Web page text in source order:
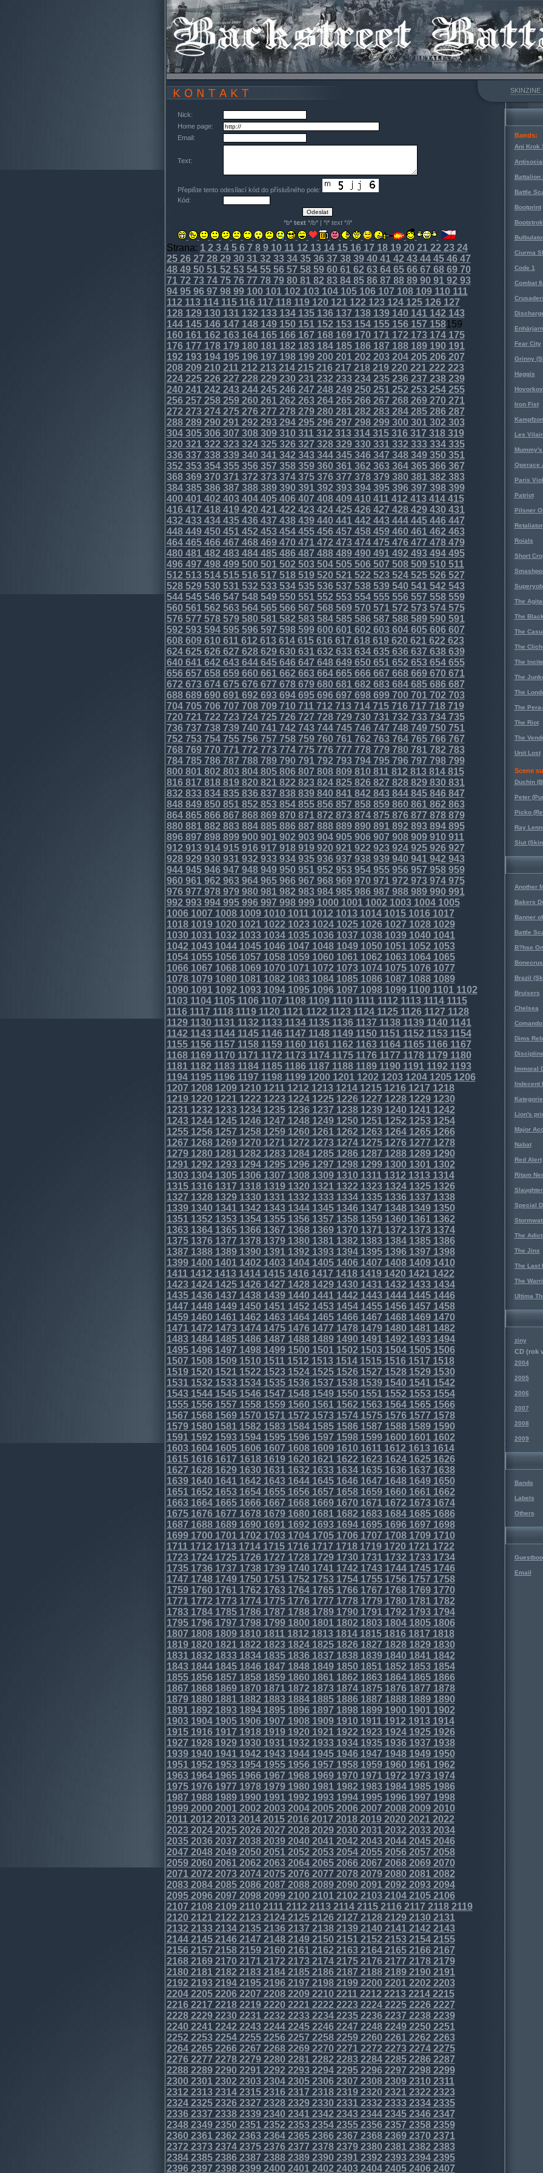
SKINZINE
Nick:
Home page:
Email:
Text:
Přepište tento odesílací kód do příslušného pole:
Kód:
*b* text*/b* | *i* text*/i*
Strana: 12 34567 89101112 1314151617 1819202122 2324
252627 2829303132 3334353637 3839404142 4344454647
4849505152 5354555657 5859606162 6364656667 686970
7172 7374757677 7879808182 8384858687 8889909192 93
94959697 9899100101102 103104105106107 108109110111
112 113114115116117 118119120121122 123124125126127
128129130131132 133134135136137 138139140141142 143
144145146147 148149150151152 153154155156157 158159
160161162 163164165166167 168169170171172 173174175
176177 178179180181182 183184185186187 188189190191
192 193194195196197 198199200201202 203204205206207
208209210211212 213214215216217 218219220221222 223
224225226227 228229230231232 233234235236237 238239
240241242 243244245246247 248249250251252 253254255
256257 258259260261262 263264265266267 268269270271
272 273274275276277 278279280281282 283284285286287
288289290291292 293294295296297 298299300301302 303
304305306307 308309310311312 313314315316317 318319
320321322 323324325326327 328329330331332 333334335
336337 338339340341342 343344345346347 348349350351
352 353354355356357 358359360361362 363364365366367
368369370371372 373374375376377 378379380381382 383
384385386387 388389390391392 393394395396397 398399
400401402 403404405406407 408409410411412 413414415
416417 418419420421422 423424425426427 428429430431
432 433434435436437 438439440441442 443444445446447
448449450451452 453454455456457 458459460461462 463
464465466467 468469470471472 473474475476477 478479
480481482 483484485486487 488489490491492 493494495
496497 498499500501502 503504505506507 508509510511
512 513514515516517 518519520521522 523524525526527
528529530531532 533534535536537 538539540541542 543
544545546547 548549550551552 553554555556557 558559
560561562 563564565566567 568569570571572 573574575
576577 578579580581582 583584585586587 588589590591
592 593594595596597 598599600601602 603604605606607
608609610611612 613614615616617 618619620621622 623
624625626627 628629630631632 633634635636637 638639
640641642 643644645646647 648649650651652 653654655
656657 658659660661662 663664665666667 668669670671
672 673674675676677 678679680681682 683684685686687
688689690691692 693694695696697 698699700701702 703
704705706707 708709710711712 713714715716717 718719
720721722 723724725726727 728729730731732 733734735
736737 738739740741742 743744745746747 748749750751
752 753754755756757 758759760761762 763764765766767
768769770771772 773774775776777 778779780781782 783
784785786787 788789790791792 793794795796797 798799
800801802 803804805806807 808809810811812 813814815
816817 818819820821822 823824825826827 828829830831
832 833834835836837 838839840841842 843844845846847
848849850851852 853854855856857 858859860861862 863
864865866867 868869870871872 873874875876877 878879
880881882 883884885886887 888889890891892 893894895
896897 898899900901902 903904905906907 908909910911
912 913914915916917 918919920921922 923924925926927
928929930931932 933934935936937 938939940941942 943
944945946947 948949950951952 953954955956957 958959
960961962 963964965966967 968969970971972 973974975
976977 978979980981982 983984985986987 988989990991
992 993994995996997 998999100010011002 100310041005
10061007 10081009101010111012 10131014101510161017
10181019102010211022 10231024102510261027 10281029
103010311032 10331034103510361037 1038103910401041
1042 10431044104510461047 10481049105010511052 1053
1054105510561057 10581059106010611062 106310641065
10661067 10681069107010711072 10731074107510761077
10781079108010811082 10831084108510861087 10881089
109010911092 10931094109510961097 10981099110011011102
11031104110511061107 11081109111011111112 111311141115
11161117 11181119112011211122 11231124112511261127 1128
1129113011311132 11331134113511361137 1138113911401141
1142 11431144114511461147 11481149115011511152 11531154
115511561157 11581159116011611162 11631164116511661167
11681169117011711172 11731174117511761177 117811791180
11811182 11831184118511861187 11881189119011911192 1193
1194119511961197 11981199120012011202 1203120412051206
1207 12081209121012111212 12131214121512161217 1218
1219122012211222 12231224122512261227 122812291230
12311232 12331234123512361237 12381239124012411242
12431244124512461247 12481249125012511252 12531254
125512561257 12581259126012611262 1263126412651266
1267 12681269127012711272 12731274127512761277 1278
1279128012811282 12831284128512861287 128812891290
12911292 12931294129512961297 12981299130013011302
13031304130513061307 13081309131013111312 13131314
131513161317 13181319132013211322 1323132413251326
1327 13281329133013311332 13331334133513361337 1338
1339134013411342 13431344134513461347 134813491350
13511352 13531354135513561357 13581359136013611362
13631364136513661367 13681369137013711372 13731374
137513761377 13781379138013811382 1383138413851386
1387 13881389139013911392 13931394139513961397 1398
1399140014011402 14031404140514061407 140814091410
14111412 14131414141514161417 14181419142014211422
14231424142514261427 14281429143014311432 14331434
143514361437 14381439144014411442 1443144414451446
1447 14481449145014511452 14531454145514561457 1458
1459146014611462 14631464146514661467 146814691470
14711472 14731474147514761477 14781479148014811482
14831484148514861487 14881489149014911492 14931494
149514961497 14981499150015011502 1503150415051506
1507 15081509151015111512 15131514151515161517 1518
1519152015211522 15231524152515261527 152815291530
15311532 15331534153515361537 15381539154015411542
15431544154515461547 15481549155015511552 15531554
155515561557 15581559156015611562 1563156415651566
1567 15681569157015711572 15731574157515761577 1578
1579158015811582 15831584158515861587 158815891590
15911592 15931594159515961597 15981599160016011602
16031604160516061607 16081609161016111612 16131614
161516161617 16181619162016211622 1623162416251626
1627 16281629163016311632 16331634163516361637 1638
1639164016411642 16431644164516461647 164816491650
16511652 16531654165516561657 16581659166016611662
16631664166516661667 16681669167016711672 16731674
167516761677 16781679168016811682 1683168416851686
1687 16881689169016911692 16931694169516961697 1698
1699170017011702 17031704170517061707 170817091710
17111712 17131714171517161717 17181719172017211722
17231724172517261727 17281729173017311732 17331734
173517361737 17381739174017411742 1743174417451746
1747 17481749175017511752 17531754175517561757 1758
1759176017611762 17631764176517661767 176817691770
17711772 17731774177517761777 17781779178017811782
17831784178517861787 17881789179017911792 17931794
179517961797 17981799180018011802 1803180418051806
1807 18081809181018111812 18131814181518161817 1818
1819182018211822 18231824182518261827 182818291830
18311832 18331834183518361837 18381839184018411842
18431844184518461847 18481849185018511852 18531854
185518561857 18581859186018611862 1863186418651866
1867 18681869187018711872 18731874187518761877 1878
1879188018811882 18831884188518861887 188818891890
18911892 18931894189518961897 18981899190019011902
19031904190519061907 19081909191019111912 19131914
191519161917 19181919192019211922 1923192419251926
1927 19281929193019311932 19331934193519361937 1938
1939194019411942 19431944194519461947 194819491950
19511952 19531954195519561957 19581959196019611962
19631964196519661967 19681969197019711972 19731974
197519761977 19781979198019811982 1983198419851986
1987 19881989199019911992 19931994199519961997 1998
1999200020012002 20032004200520062007 200820092010
20112012 20132014201520162017 20182019202020212022
20232024202520262027 20282029203020312032 20332034
203520362037 20382039204020412042 2043204420452046
2047 20482049205020512052 20532054205520562057 2058
2059206020612062 20632064206520662067 206820692070
20712072 20732074207520762077 20782079208020812082
20832084208520862087 20882089209020912092 20932094
209520962097 20982099210021012102 2103210421052106
2107 21082109211021112112 21132114211521162117 21182119
212021212122 21232124212521262127 2128212921302131
2132 21332134213521362137 21382139214021412142 2143
2144214521462147 21482149215021512152 215321542155
21562157 21582159216021612162 21632164216521662167
21682169217021712172 21732174217521762177 21782179
218021812182 21832184218521862187 2188218921902191
2192 21932194219521962197 21982199220022012202 2203
2204220522062207 22082209221022112212 221322142215
22162217 22182219222022212222 22232224222522262227
22282229223022312232 22332234223522362237 22382239
224022412242 22432244224522462247 2248224922502251
2252 22532254225522562257 22582259226022612262 2263
2264226522662267 22682269227022712272 227322742275
22762277 22782279228022812282 22832284228522862287
22882289229022912292 22932294229522962297 22982299
230023012302 23032304230523062307 2308230923102311
2312 23132314231523162317 23182319232023212322 2323
2324232523262327 23282329233023312332 233323342335
23362337 23382339234023412342 23432344234523462347
23482349235023512352 23532354235523562357 23582359
236023612362 23632364236523662367 2368236923702371
2372 23732374237523762377 23782379238023812382 2383
2384238523862387 23882389239023912392 239323942395
23962397 23982399240024012402 24032404240524062407
Bands:
Ani Krok
Battalion
Battle
Bootprint
Ciurma
Code 1
Combat
Fear City
Grinny
Haggis
Iron Fist
Les
Operace
Paris
Patriot
Pilsner
Retaliator
Roials
Short
Superyob
The
The
The
The
The
The
The
The
The Riot
The
Unit Lost
Scene
Duchin
Peter
Picko
Ray
Slut
Another
Bakers
Banner
Battle
B?hse
Brazil
Bruisers
Chelsea
Dims
Immoral
Indecent
Lion's
Major
Nabat
Red Alert
Ritam
Special
The
The Jinx
The Last
The
Ultima
ziny
CD (rok
2004
2005
2006
2007
2008
2009
Bands
Labels
Others
Email